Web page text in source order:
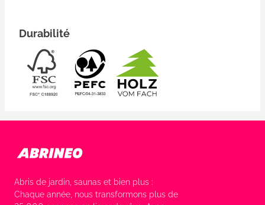
Durabilité
Abris de jardin, saunas et bien plus :
Chaque année, nous transformons plus de